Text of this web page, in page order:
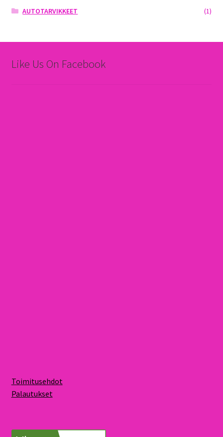
AUTOTARVIKKEET
(1)
Like Us On Facebook
Toimitusehdot
Palautukset